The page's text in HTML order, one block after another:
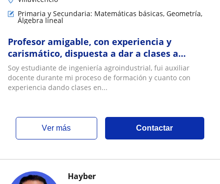
Primaria y Secundaria: Matemáticas básicas, Geometría,
Álgebra lineal
Profesor amigable, con experiencia y
carismático, dispuesta a dar a clases a
jóvenes y adultos en diferentes areas,
química, matemáticas, termodinámica,
estadística básica, herramientas ofimáticas,
Soy estudiante de ingeniería agroindustrial, fui auxiliar
docente durante mi proceso de formación y cuanto con
experiencia dando clases en...
ver más Contactar
Hayber